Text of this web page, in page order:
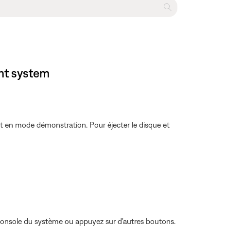
system
en mode démonstration. Pour éjecter le disque et
du système ou appuyez sur d'autres boutons.